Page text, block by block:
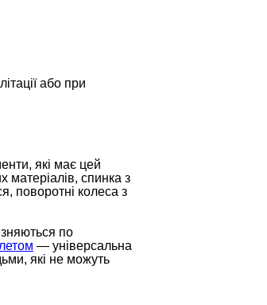
або при
які має цей
матеріалів, спинка з
поворотні колеса з
по
— універсальна
які не можуть